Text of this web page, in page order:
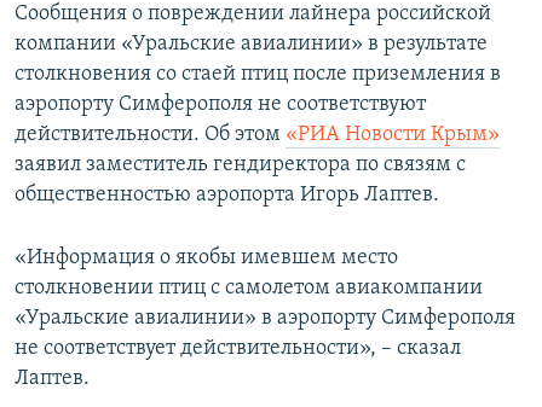
поискуИНФОГРАФИКА
ТЕЛЕПРОЕКТ КРЫМ.РЕАЛИИ
СОВЕТЫ ПРАВОЗАЩИТНИКОВ
ПРОПАВШИЕ БЕЗ ВЕСТИ
ПОБЕДИТЕЛЕЙ НЕ СУДЯТ?
УКРАИНСКАЯ ПРОБЛЕМА КРЫМА
КАК ОБОЙТИ БЛОКИРОВКУ
Українською
Qırımtatar
ПРИСОЕДИНЯЙТЕСЬ!
Все сайты RFE/RL
Сообщения о повреждении лайнера российской
компании «Уральские авиалинии» в результате
столкновения со стаей птиц после приземления в
аэропорту Симферополя не соответствуют
действительности. Об этом «РИА Новости Крым»
заявил заместитель гендиректора по связям с
общественностью аэропорта Игорь Лаптев.
«Информация о якобы имевшем место
столкновении птиц с самолетом авиакомпании
«Уральские авиалинии» в аэропорту Симферополя
не соответствует действительности», – сказал
Лаптев.